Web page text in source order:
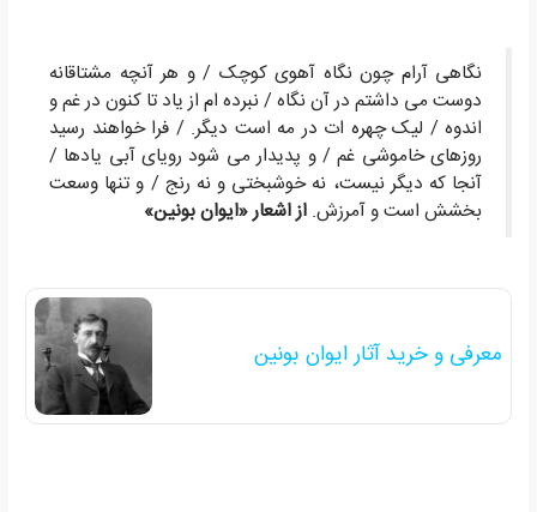
نگاهی آرام چون نگاه آهوی کوچک / و هر آنچه مشتاقانه
دوست می داشتم در آن نگاه / نبرده ام از یاد تا کنون در غم و
اندوه / لیک چهره ات در مه است دیگر. / فرا خواهند رسید
روزهای خاموشی غم / و پدیدار می شود رویای آبی یادها /
آنجا که دیگر نیست، نه خوشبختی و نه رنج / و تنها وسعت
بخشش است و آمرزش. از اشعار «ایوان بونین»
معرفی و خرید آثار ایوان بونین